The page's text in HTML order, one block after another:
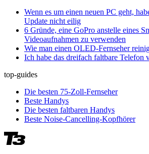
Wenn es um einen neuen PC geht,
Update nicht eilig
6 Gründe, eine GoPro anstelle eines
Videoaufnahmen zu verwenden
Wie man einen OLED-Fernseher
Ich habe das dreifach faltbare Telefon
top-guides
Die besten 75-Zoll-Fernseher
Beste Handys
Die besten faltbaren Handys
Beste Noise-Cancelling-Kopfhörer